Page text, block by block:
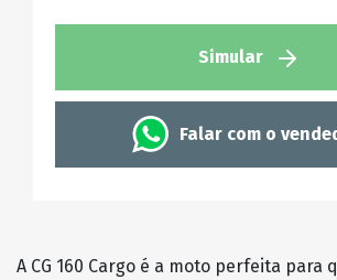
Simular
Falar com o
A CG 160 Cargo é a moto perfeita para